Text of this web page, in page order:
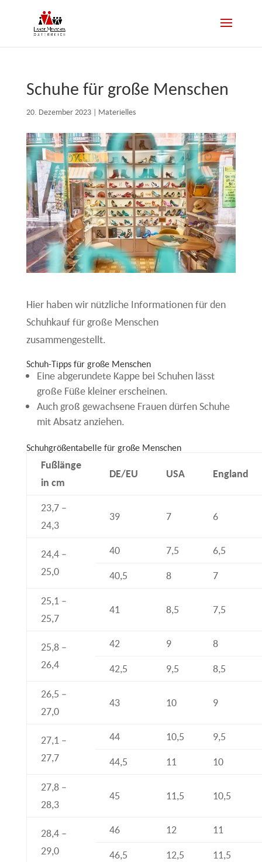
Schuhe für große Menschen
20. Dezember 2023| Materielles
Hier haben wir nützliche Informationen für den
Schuhkauf für große Menschen
zusammengestellt.
Schuh-Tipps für große Menschen
Eine abgerundete Kappe bei Schuhen lässt
große Füße kleiner erscheinen.
Auch groß gewachsene Frauen dürfen Schuhe
mit Absatz anziehen.
Schuhgrößentabelle für große Menschen
Fußlänge
in cm
DE/EU USA England
23,7 –
24,3
39 7 6
24,4 –
25,0
40 7,5
6,5
40,5
8
7
25,1 –
25,7
41 8,5 7,5
25,8 –
26,4
42 9
8
42,5
9,5
8,5
26,5 –
27,0
43 10 9
27,1 –
27,7
44 10,5
9,5
44,5
11
10
27,8 –
28,3
45 11,5 10,5
28,4 –
29,0
46 12
11
46,5
12,5
11,5